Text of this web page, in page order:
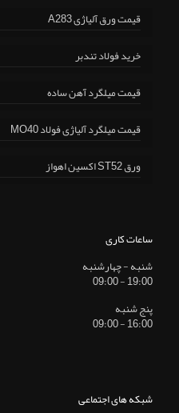
قیمت ورق آلیاژی A283
خرید فولاد تندبر
قیمت میلگرد آهن ساده
قیمت میلگرد آلیاژی فولاد MO40
ورق ST52 اکسین اهواز
ساعات کاری
شنبه - چهارشنبه
19:00 - 09:00
پنج شنبه
16:00 - 09:00
شبکه های اجتماعی